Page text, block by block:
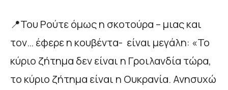
📍Του Ρούτε όμως η σκοτούρα – μιας και
τον… έφερε η κουβέντα- είναι μεγάλη: «Το
κύριο ζήτημα δεν είναι η Γροιλανδία τώρα,
το κύριο ζήτημα είναι η Ουκρανία. Ανησυχώ